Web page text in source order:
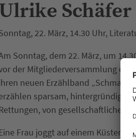
22. März, 14.30 Uhr,
Sonntag, dem 22. März, um
der Mitgliederversammlung des
neuen Erzählband „Schmaler
sparsam, hintergründig
von gesellschaftlichen
Frau joggt auf einem